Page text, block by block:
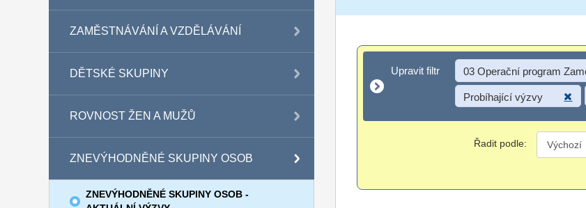
ZAMĚSTNÁVÁNÍ A VZDĚLÁVÁNÍ
DĚTSKÉ SKUPINY
ROVNOST ŽEN A MUŽŮ
ZNEVÝHODNĚNÉ SKUPINY OSOB
ZNEVÝHODNĚNÉ SKUPINY OSOB -
Upravit filtr
Upravit filtr 03 Operační program
Probíhající výzvy
Řadit podle: